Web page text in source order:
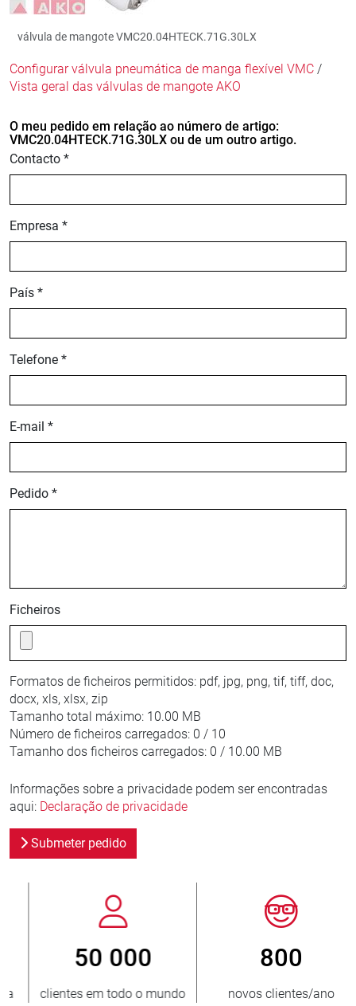
válvula de mangote VMC20.04HTECK.71G.30LX
Configurar válvula pneumática de manga flexível VMC /
Vista geral das válvulas de mangote AKO
O meu pedido em relação ao número de artigo:
VMC20.04HTECK.71G.30LX ou de um outro artigo.
Contacto *
Empresa *
País *
Telefone *
E-mail *
Pedido *
Ficheiros
Formatos de ficheiros permitidos: pdf, jpg, png, tif, tiff, doc,
docx, xls, xlsx, zip
Tamanho total máximo: 10.00 MB
Número de ficheiros carregados: 0 / 10
Tamanho dos ficheiros carregados: 0 / 10.00 MB
Informações sobre a privacidade podem ser encontradas
aqui: Declaração de privacidade
Submeter pedido
800
novos clientes/ano
> 3 500 000
unidades vendidas